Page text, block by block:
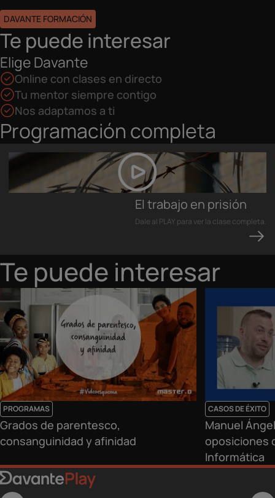
DAVANTE FORMACIÓN
Te puede interesar
Elige Davante
Online con clases en directo
Tu mentor siempre contigo
Nos adaptamos a ti
Programación completa
El trabajo en prisión
Dale al PLAY para ver la clase completa.
Te puede interesar
PROGRAMAS
Grados de parentesco,
consanguinidad y afinidad
CASOS DE ÉXITO
Manuel
oposiciones
Informática